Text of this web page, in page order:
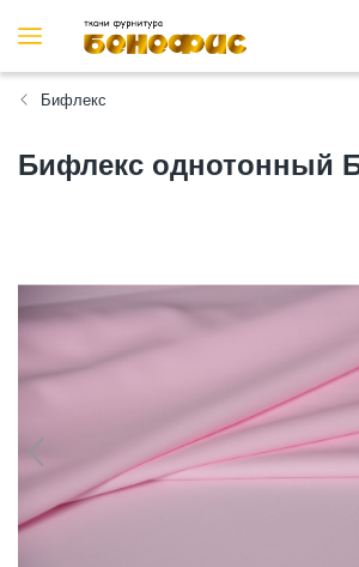
Бифлекс
Бифлекс однотонный